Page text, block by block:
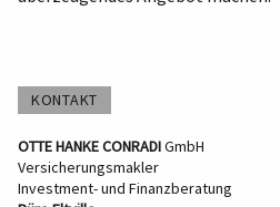
KONTAKT
OTTE HANKE CONRADIGmbH
Versicherungsmakler
Investment- und Finanzberatung